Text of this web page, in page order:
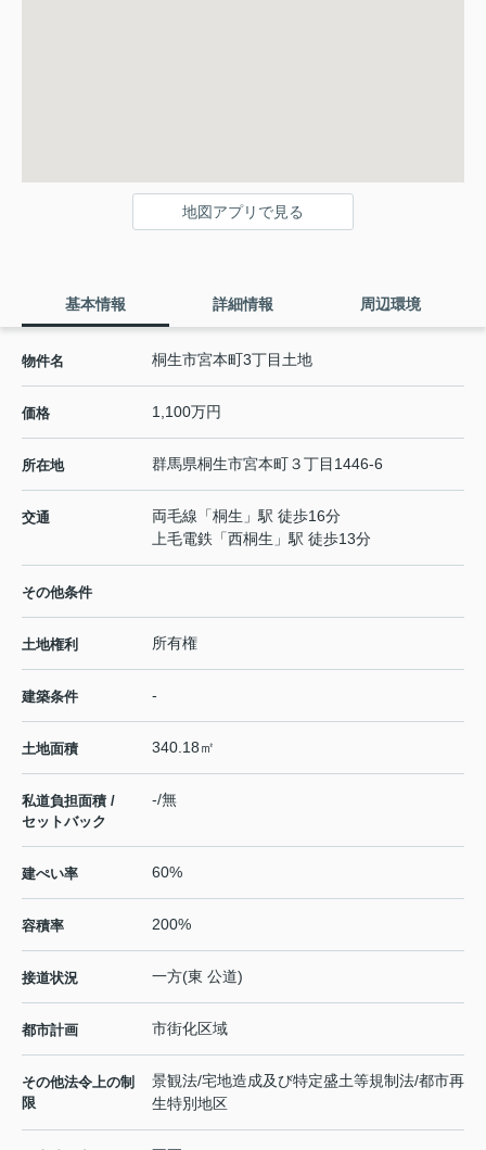
地図アプリで見る
基本情報 詳細情報 周辺環境
物件名 桐生市宮本町3丁目土地
価格 1,100万円
所在地 群馬県桐生市宮本町３丁目1446-6
交通 両毛線 「桐生 」駅 徒歩16分
上毛電鉄 「西桐生 」駅 徒歩13分
その他条件
土地権利 所有権
建築条件 -
土地面積 340.18㎡
私道負担面積 /
セットバック
-/無
建ぺい率 60%
容積率 200%
接道状況 一方(東 公道)
都市計画 市街化区域
その他法令上の制
限
景観法/宅地造成及び特定盛土等規制法/都市再
生特別地区